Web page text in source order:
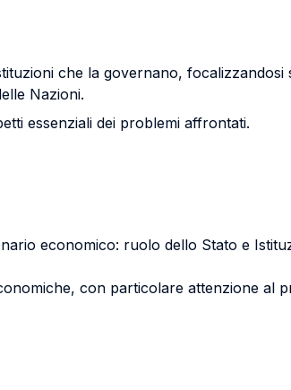
che la governano, focalizzandosi
Nazioni.
essenziali dei problemi affrontati.
economico: ruolo dello Stato e
con particolare attenzione al